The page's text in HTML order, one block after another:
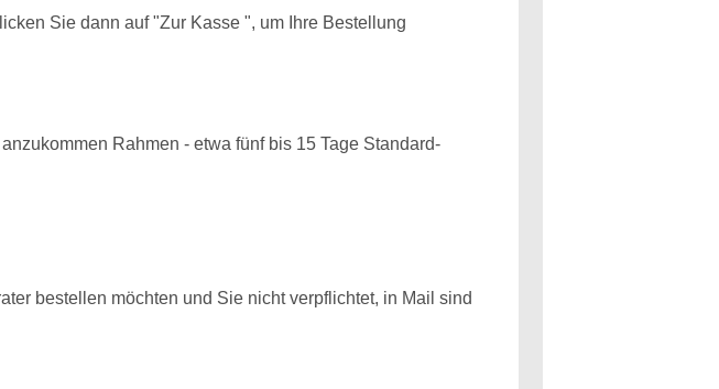
Sie dann auf "Zur Kasse ", um Ihre Bestellung
Rahmen - etwa fünf bis 15 Tage Standard-
bestellen möchten und Sie nicht verpflichtet, in Mail sind